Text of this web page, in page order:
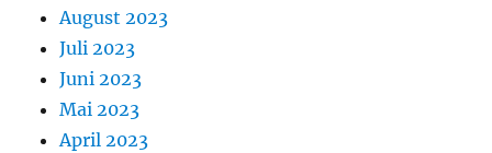
August 2023
Juli 2023
Juni 2023
Mai 2023
April 2023